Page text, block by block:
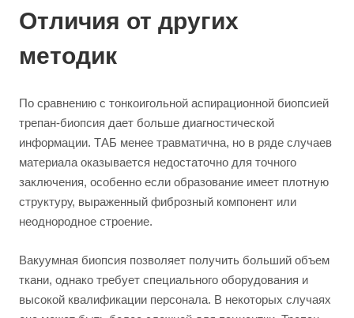
Отличия от других
методик
По сравнению с тонкоигольной аспирационной биопсией
трепан-биопсия дает больше диагностической
информации. ТАБ менее травматична, но в ряде случаев
материала оказывается недостаточно для точного
заключения, особенно если образование имеет плотную
структуру, выраженный фиброзный компонент или
неоднородное строение.
Вакуумная биопсия позволяет получить больший объем
ткани, однако требует специального оборудования и
высокой квалификации персонала. В некоторых случаях